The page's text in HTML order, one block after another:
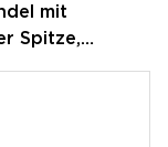
mit
Spitze,